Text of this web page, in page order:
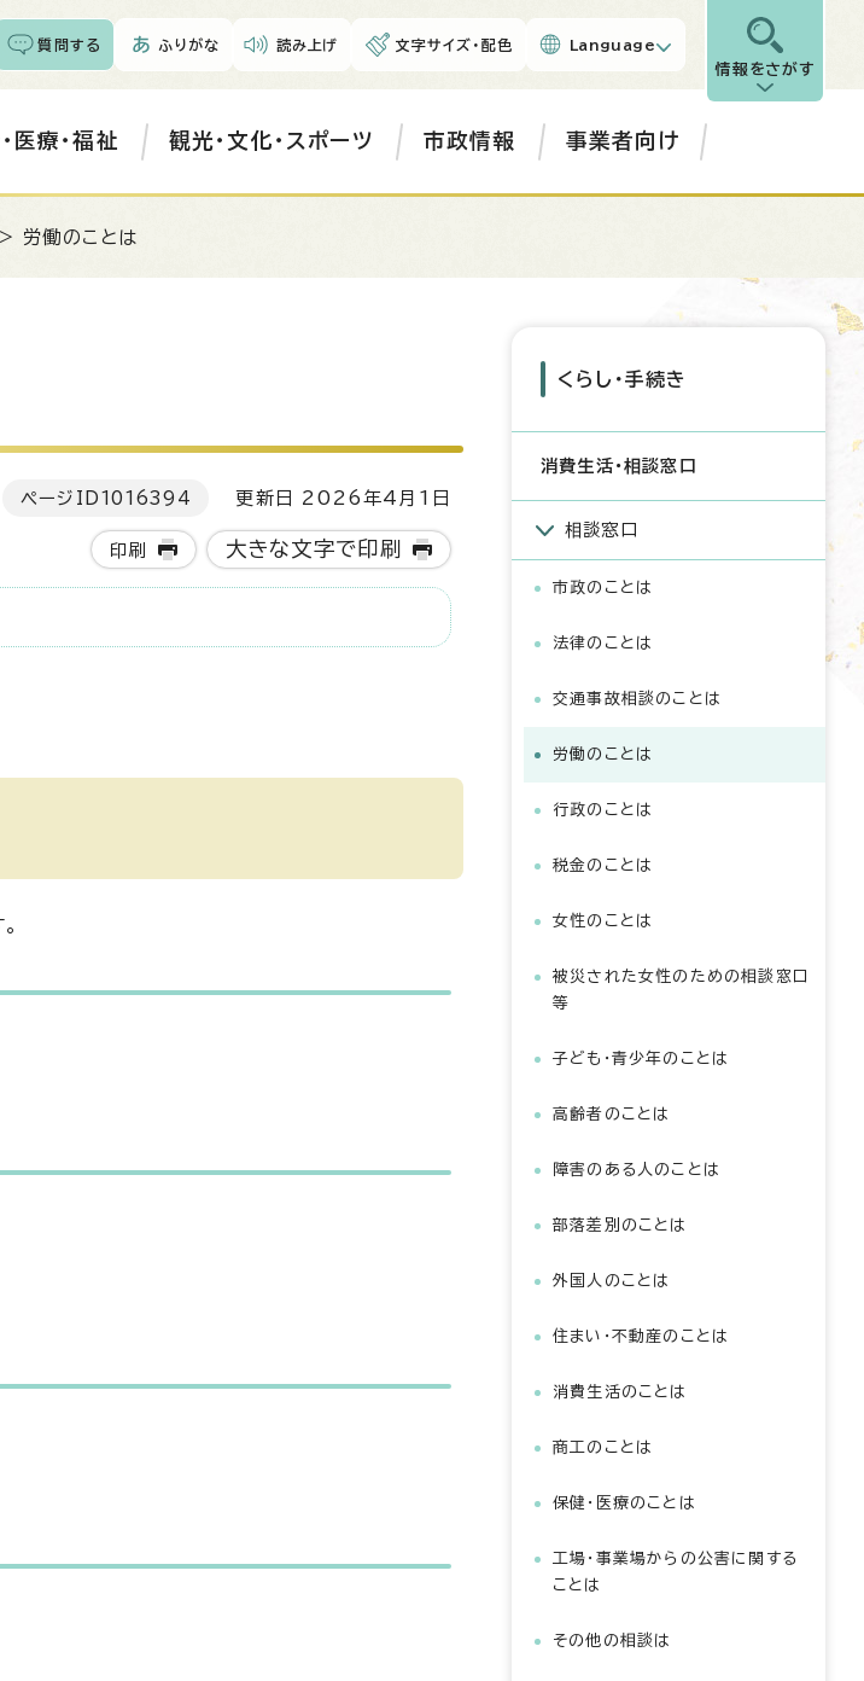
質問する ふりがな 読み上げ 文字サイズ・配色 Language
情報をさがす
医療・福祉 観光・文化・スポーツ 市政情報 事業者向け
> 労働のことは
ページID 1016394 更新日 2026年4月1日
印刷 大きな文字で印刷
くらし・手続き
消費生活・相談窓口
相談窓口
市政のことは
法律のことは
交通事故相談のことは
労働のことは
行政のことは
税金のことは
女性のことは
被災された女性のための相談窓口
等
子ども・青少年のことは
高齢者のことは
障害のある人のことは
部落差別のことは
外国人のことは
住まい・不動産のことは
消費生活のことは
商工のことは
保健・医療のことは
工場・事業場からの公害に関する
ことは
その他の相談は